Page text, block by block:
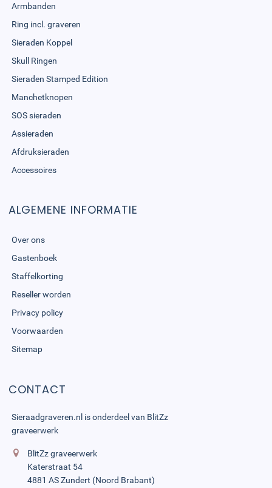
Armbanden
Ring incl. graveren
Sieraden Koppel
Skull Ringen
Sieraden Stamped Edition
Manchetknopen
SOS sieraden
Assieraden
Afdruksieraden
Accessoires
ALGEMENE INFORMATIE
Over ons
Gastenboek
Staffelkorting
Reseller worden
Privacy policy
Voorwaarden
Sitemap
CONTACT
Sieraadgraveren.nl is onderdeel van BlitZz
graveerwerk
BlitZz graveerwerk
Katerstraat 54
4881 AS Zundert (Noord Brabant)